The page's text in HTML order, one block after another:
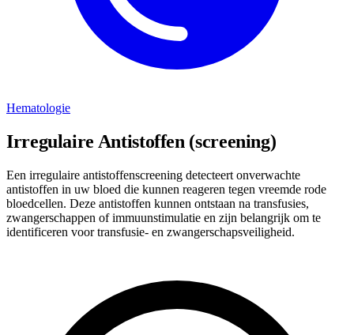
Hematologie
Irregulaire Antistoffen (screening)
Een irregulaire antistoffenscreening detecteert onverwachte
antistoffen in uw bloed die kunnen reageren tegen vreemde rode
bloedcellen. Deze antistoffen kunnen ontstaan na transfusies,
zwangerschappen of immuunstimulatie en zijn belangrijk om te
identificeren voor transfusie- en zwangerschapsveiligheid.